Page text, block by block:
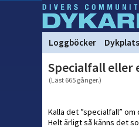
Loggböcker
Specialfall eller
(Läst 665 gånger.)
Kalla det ”specialfall”
Helt ärligt så känns det